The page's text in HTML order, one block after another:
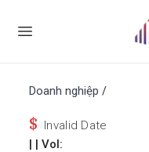
Doanh nghiệp /
$ Invalid Date
| | Vol: